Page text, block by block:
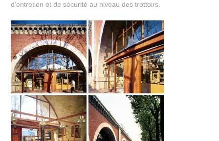
d’entretien et de sécurité au niveau des trottoirs.